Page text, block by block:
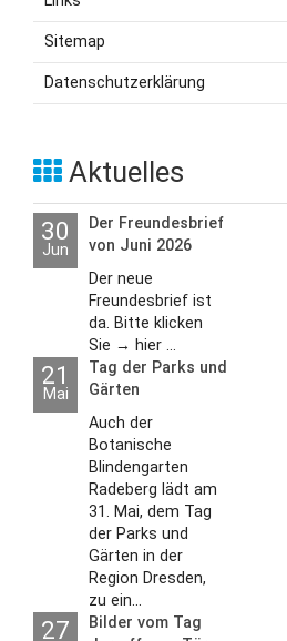
Sitemap
Datenschutzerklärung
Aktuelles
30
Jun
Der Freundesbrief
von Juni 2026
Der neue
Freundesbrief ist
da. Bitte klicken
Sie → hier ...
21
Mai
Tag der Parks und
Gärten
Auch der
Botanische
Blindengarten
Radeberg lädt am
31. Mai, dem Tag
der Parks und
Gärten in der
Region Dresden,
zu ein...
27
Bilder vom Tag